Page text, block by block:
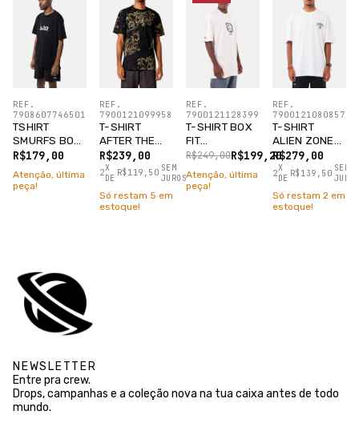
TSHIRT
SMURFS BOX
FIT PIXADOR
R$179,00
REF.
7908607746501
Atenção, última
peça!
T-SHIRT
AFTER THE
DOMINATION
PRETO
R$239,00
2X
DE R$119,50 SEM
JUROS
REF.
7900121099958
Só restam 5 em
estoque!
T-SHIRT BOX
FIT
MOTORCYCLE
BRANCO
R$199,20
R$249,00
REF.
7900121128399
Atenção, última
peça!
T-SHIRT
ALIEN ZONE
BRANCO
R$279,00
2X
DE R$139,50 SEM
REF.
7900121080857
Só restam 2 em
estoque!
NEWSLETTER
Entre pra crew.
Drops, campanhas e a coleção nova na tua caixa antes de todo
mundo.